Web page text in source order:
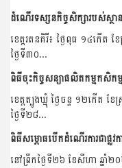
ខេត្តរតនគិរី៖ ថ្ងៃពុធ ១៤កើត
ថ្ងៃទី៣០...
ពិធីចុះកិច្ចសន្យាផលិតកម្មកសិ
ខេត្តត្បូងឃ្មុំ ថ្ងៃចន្ទ ១២កើត
ថ្ងៃទី២៨...
ពិធីសម្ភោធបើកដំណើរការជាផ្លូវ
នៅព្រឹកថ្ងៃទី២៦ ខែសីហា ឆ្នាំ